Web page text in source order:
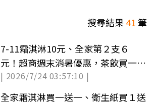
搜尋結果41筆
7-11霜淇淋10元、全家第２支６
元！超商週末消暑優惠，茶飲買一送
一喝到12點
| 2026/7/24 03:57:10 |
全家霜淇淋買一送一、衛生紙買１送